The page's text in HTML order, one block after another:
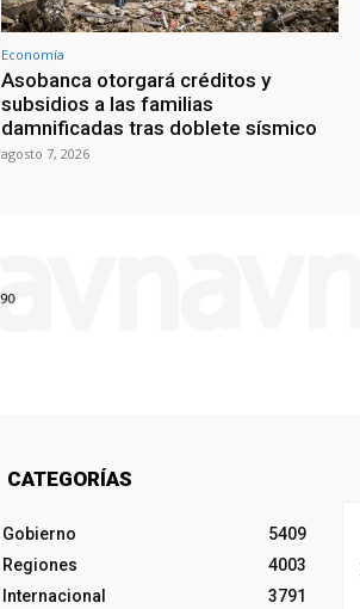
Economía
Asobanca otorgará créditos y
subsidios a las familias
damnificadas tras doblete sísmico
agosto 7, 2026
CATEGORÍAS
Gobierno
5409
Regiones
4003
Internacional
3791